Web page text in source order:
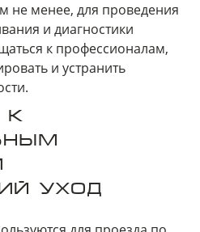
не менее, для проведения
и диагностики
к профессионалам,
и устранить
К
УХОД